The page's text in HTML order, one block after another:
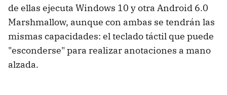
de ellas ejecuta Windows 10 y otra Android 6.0
Marshmallow, aunque con ambas se tendrán las
mismas capacidades: el teclado táctil que puede
"esconderse" para realizar anotaciones a mano
alzada.